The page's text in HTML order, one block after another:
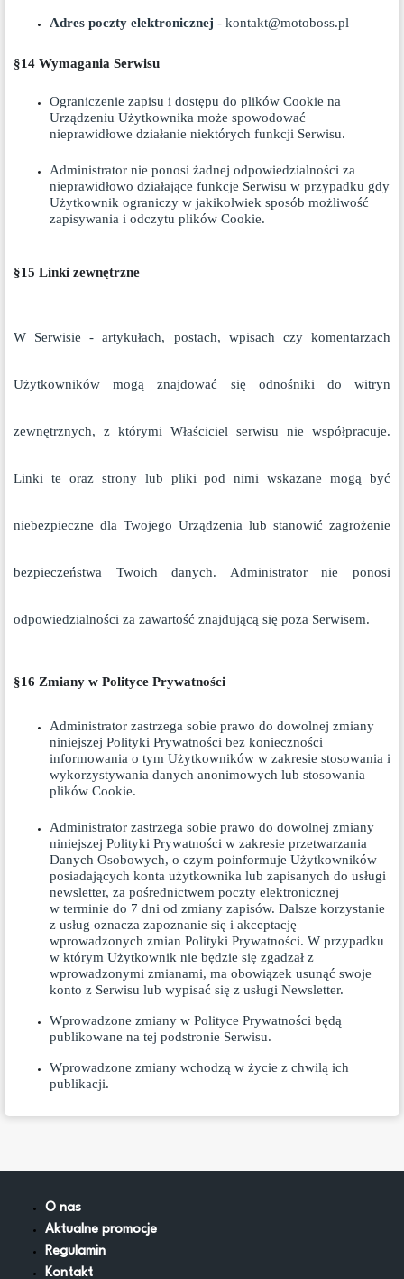
Adres poczty elektronicznej - kontakt@motoboss.pl
§14 Wymagania Serwisu
Ograniczenie zapisu i dostępu do plików Cookie na
Urządzeniu Użytkownika może spowodować
nieprawidłowe działanie niektórych funkcji Serwisu.
Administrator nie ponosi żadnej odpowiedzialności za
nieprawidłowo działające funkcje Serwisu w przypadku gdy
Użytkownik ograniczy w jakikolwiek sposób możliwość
zapisywania i odczytu plików Cookie.
§15 Linki zewnętrzne
W Serwisie - artykułach, postach, wpisach czy komentarzach
Użytkowników mogą znajdować się odnośniki do witryn
zewnętrznych, z którymi Właściciel serwisu nie współpracuje.
Linki te oraz strony lub pliki pod nimi wskazane mogą być
niebezpieczne dla Twojego Urządzenia lub stanowić zagrożenie
bezpieczeństwa Twoich danych. Administrator nie ponosi
odpowiedzialności za zawartość znajdującą się poza Serwisem.
§16 Zmiany w Polityce Prywatności
Administrator zastrzega sobie prawo do dowolnej zmiany
niniejszej Polityki Prywatności bez konieczności
informowania o tym Użytkowników w zakresie stosowania i
wykorzystywania danych anonimowych lub stosowania
plików Cookie.
Administrator zastrzega sobie prawo do dowolnej zmiany
niniejszej Polityki Prywatności w zakresie przetwarzania
Danych Osobowych, o czym poinformuje Użytkowników
posiadających konta użytkownika lub zapisanych do usługi
newsletter, za pośrednictwem poczty elektronicznej
w terminie do 7 dni od zmiany zapisów. Dalsze korzystanie
z usług oznacza zapoznanie się i akceptację
wprowadzonych zmian Polityki Prywatności. W przypadku
w którym Użytkownik nie będzie się zgadzał z
wprowadzonymi zmianami, ma obowiązek usunąć swoje
konto z Serwisu lub wypisać się z usługi Newsletter.
Wprowadzone zmiany w Polityce Prywatności będą
publikowane na tej podstronie Serwisu.
Wprowadzone zmiany wchodzą w życie z chwilą ich
publikacji.
O nas
Aktualne promocje
Regulamin
Kontakt